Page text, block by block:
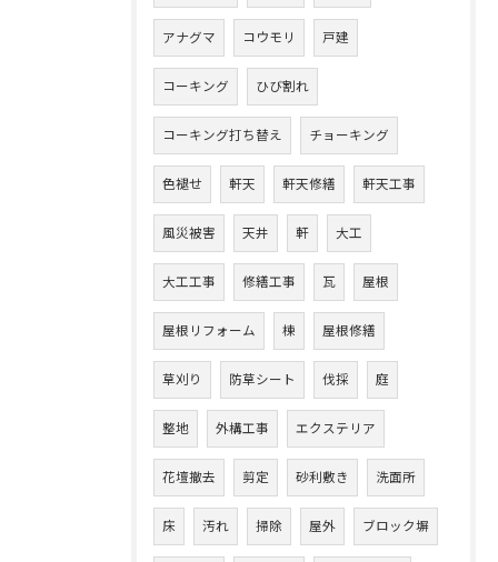
アナグマ コウモリ 戸建
コーキング ひび割れ
コーキング打ち替え チョーキング
色褪せ 軒天 軒天修繕 軒天工事
風災被害 天井 軒 大工
大工工事 修繕工事 瓦 屋根
屋根リフォーム 棟 屋根修繕
草刈り 防草シート 伐採 庭
整地 外構工事 エクステリア
花壇撤去 剪定 砂利敷き 洗面所
床 汚れ 掃除 屋外 ブロック塀